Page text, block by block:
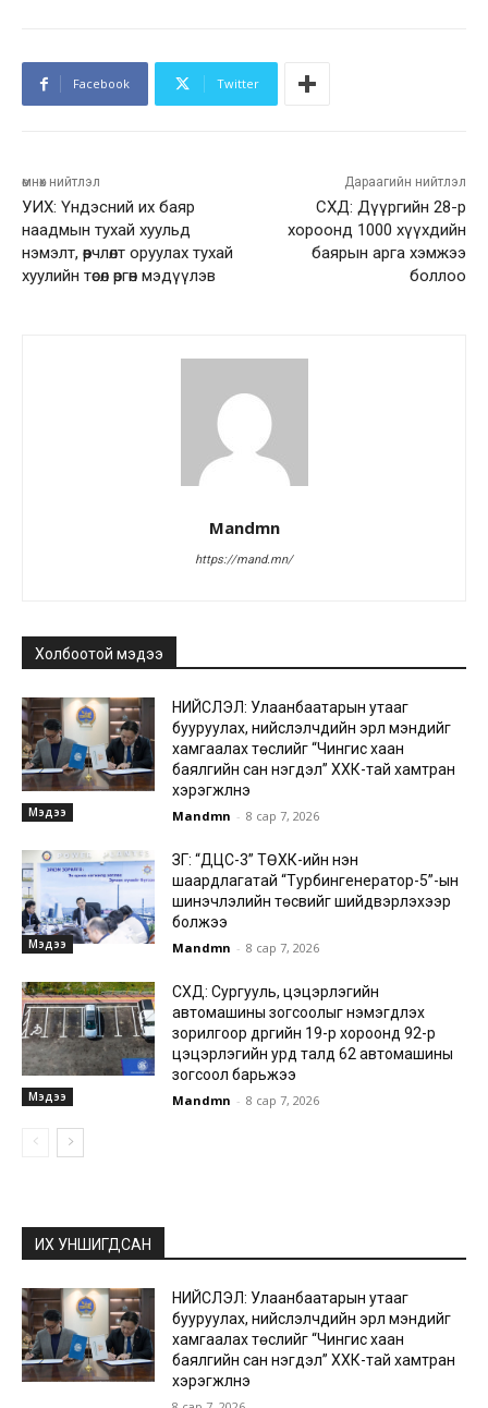
Facebook Twitter
өмнөх нийтлэл
УИХ: Үндэсний их баяр
наадмын тухай хуульд
нэмэлт, өөрчлөлт оруулах тухай
хуулийн төсөл өргөн мэдүүлэв
Дараагийн нийтлэл
СХД: Дүүргийн 28-р
хороонд 1000 хүүхдийн
баярын арга хэмжээ
боллоо
Mandmn
https://mand.mn/
Холбоотой мэдээ
Мэдээ
НИЙСЛЭЛ: Улаанбаатарын утааг
бууруулах, нийслэлчүүдийн эрүүл мэндийг
хамгаалах төслийг “Чингис хаан
баялгийн сан нэгдэл” ХХК-тай хамтран
хэрэгжүүлнэ
Mandmn - 8 сар 7, 2026
Мэдээ
ЗГ: “ДЦС-3” ТӨХК-ийн нэн
шаардлагатай “Турбингенератор-5”-ын
шинэчлэлийн төсвийг шийдвэрлэхээр
болжээ
Mandmn - 8 сар 7, 2026
Мэдээ
СХД: Сургууль, цэцэрлэгийн
автомашины зогсоолыг нэмэгдүүлэх
зорилгоор дүүргийн 19-р хороонд 92-р
цэцэрлэгийн урд талд 62 автомашины
зогсоол барьжээ
Mandmn - 8 сар 7, 2026
ИХ УНШИГДСАН
НИЙСЛЭЛ: Улаанбаатарын утааг
бууруулах, нийслэлчүүдийн эрүүл мэндийг
хамгаалах төслийг “Чингис хаан
баялгийн сан нэгдэл” ХХК-тай хамтран
хэрэгжүүлнэ